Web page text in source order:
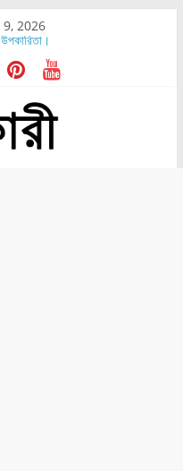
2026
উপকারিতা।
বানান।
হয়?
দেখা গেলে করণীয় কি?